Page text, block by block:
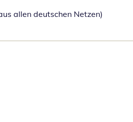
allen deutschen Netzen)